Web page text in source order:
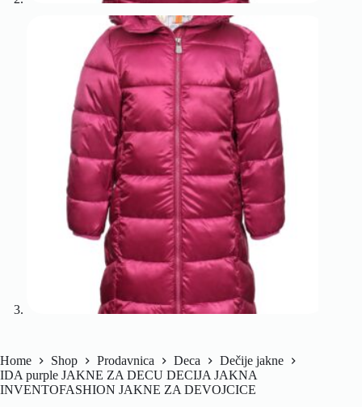
Home Shop Prodavnica Deca
Dečije jakne
IDA purple JAKNE ZA DECU DECIJA JAKNA
INVENTOFASHION JAKNE ZA DEVOJCICE